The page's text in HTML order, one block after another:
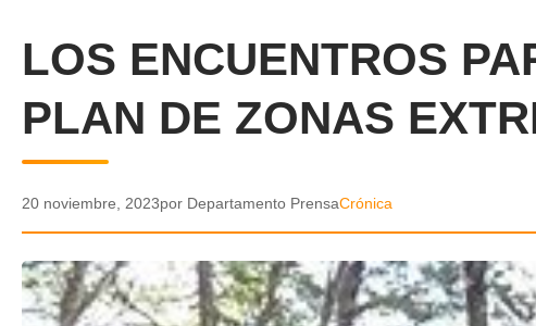
LOS ENCUENTROS
PLAN DE ZONAS
20 noviembre, 2023por Departamento PrensaCrónica